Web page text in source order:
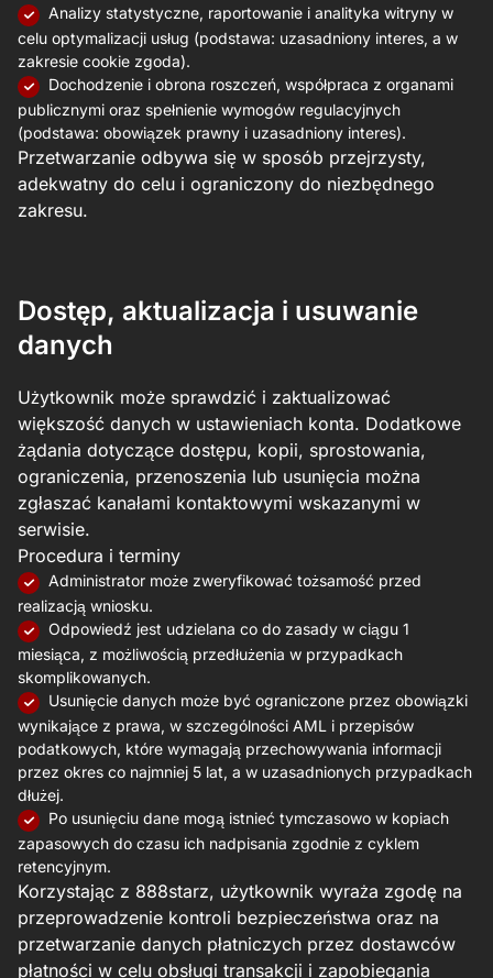
Analizy statystyczne, raportowanie i analityka witryny w
celu optymalizacji usług (podstawa: uzasadniony interes, a w
zakresie cookie zgoda).
Dochodzenie i obrona roszczeń, współpraca z organami
publicznymi oraz spełnienie wymogów regulacyjnych
(podstawa: obowiązek prawny i uzasadniony interes).
Przetwarzanie odbywa się w sposób przejrzysty,
adekwatny do celu i ograniczony do niezbędnego
zakresu.
Dostęp, aktualizacja i usuwanie
danych
Użytkownik może sprawdzić i zaktualizować
większość danych w ustawieniach konta. Dodatkowe
żądania dotyczące dostępu, kopii, sprostowania,
ograniczenia, przenoszenia lub usunięcia można
zgłaszać kanałami kontaktowymi wskazanymi w
serwisie.
Procedura i terminy
Administrator może zweryfikować tożsamość przed
realizacją wniosku.
Odpowiedź jest udzielana co do zasady w ciągu 1
miesiąca, z możliwością przedłużenia w przypadkach
skomplikowanych.
Usunięcie danych może być ograniczone przez obowiązki
wynikające z prawa, w szczególności AML i przepisów
podatkowych, które wymagają przechowywania informacji
przez okres co najmniej 5 lat, a w uzasadnionych przypadkach
dłużej.
Po usunięciu dane mogą istnieć tymczasowo w kopiach
zapasowych do czasu ich nadpisania zgodnie z cyklem
retencyjnym.
Korzystając z 888starz, użytkownik wyraża zgodę na
przeprowadzenie kontroli bezpieczeństwa oraz na
przetwarzanie danych płatniczych przez dostawców
płatności w celu obsługi transakcji i zapobiegania